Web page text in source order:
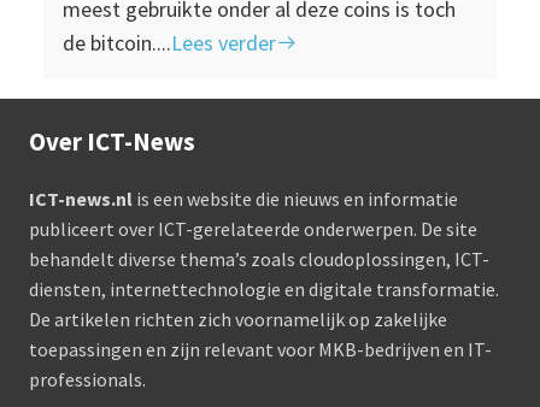
meest gebruikte onder al deze coins is toch
de bitcoin....Lees verder
Over ICT-News
ICT-news.nl is een website die nieuws en informatie
publiceert over ICT-gerelateerde onderwerpen. De site
behandelt diverse thema’s zoals cloudoplossingen, ICT-
diensten, internettechnologie en digitale transformatie.
De artikelen richten zich voornamelijk op zakelijke
toepassingen en zijn relevant voor MKB-bedrijven en IT-
professionals.